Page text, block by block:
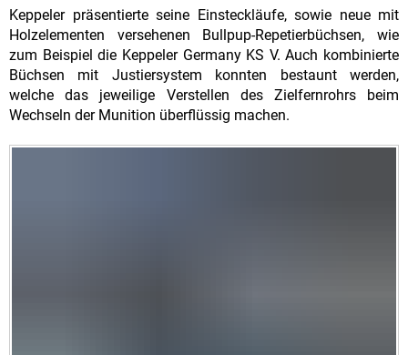
Keppeler präsentierte seine Einsteckläufe, sowie neue mit
Holzelementen versehenen Bullpup-Repetierbüchsen, wie
zum Beispiel die Keppeler Germany KS V. Auch kombinierte
Büchsen mit Justiersystem konnten bestaunt werden,
welche das jeweilige Verstellen des Zielfernrohrs beim
Wechseln der Munition überflüssig machen.